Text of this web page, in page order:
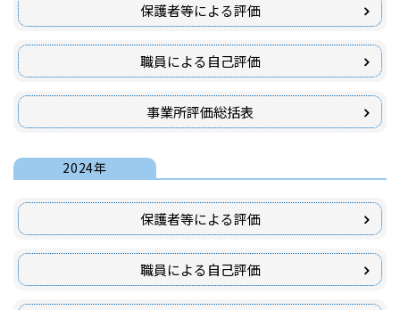
保護者等による評価
職員による自己評価
事業所評価総括表
2024年
保護者等による評価
職員による自己評価